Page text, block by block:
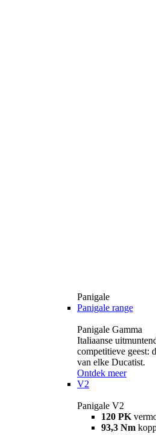
Panigale
Panigale range
Panigale Gamma
Italiaanse
competitieve geest:
van elke Ducatist.
Ontdek meer
V2
Panigale V2
120 PK
93,3 Nm